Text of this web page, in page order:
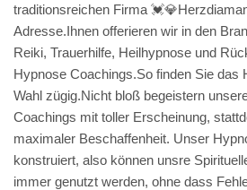
traditionsreichen Firma
Adresse.Ihnen offerieren wir in den
Reiki, Trauerhilfe, Heilhypnose und
Hypnose Coachings.So finden Sie das
Wahl zügig.Nicht bloß begeistern
Coachings mit toller Erscheinung,
maximaler Beschaffenheit. Unser
konstruiert, also können unsre
immer genutzt werden, ohne dass